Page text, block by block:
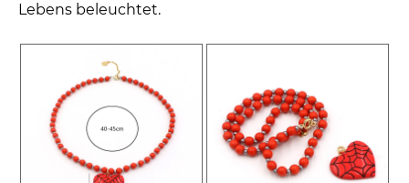
Lebens beleuchtet.